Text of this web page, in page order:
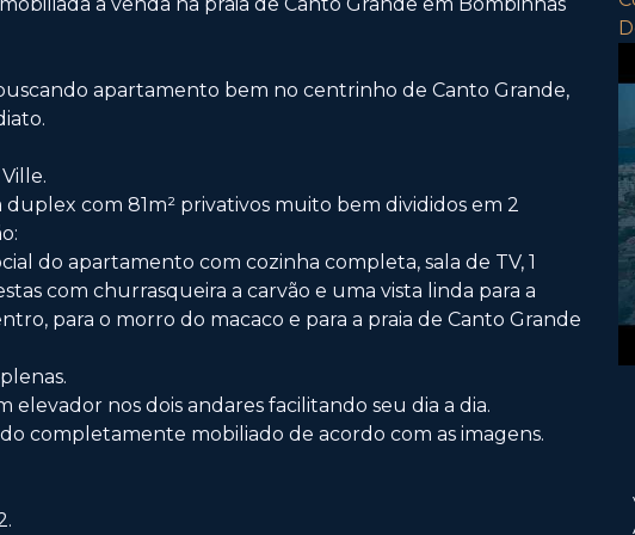
a venda na praia de Canto Grande em Bombinhas
apartamento bem no centrinho de Canto Grande,
com 81m² privativos muito bem divididos em 2
do apartamento com cozinha completa, sala de TV, 1
com churrasqueira a carvão e uma vista linda para a
para o morro do macaco e para a praia de Canto Grande
elevador nos dois andares facilitando seu dia a dia.
completamente mobiliado de acordo com as imagens.